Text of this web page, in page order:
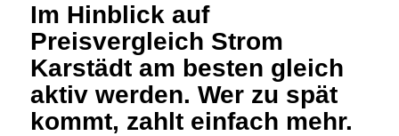
Im Hinblick auf
Preisvergleich Strom
Karstädt am besten gleich
aktiv werden. Wer zu spät
kommt, zahlt einfach mehr.